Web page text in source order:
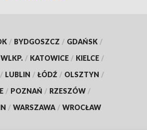
/ BYDGOSZCZ / GDAŃSK /
/ KATOWICE / KIELCE /
/ LUBLIN / ŁÓDŹ / OLSZTYN /
/ POZNAŃ / RZESZÓW /
/ WARSZAWA / WROCŁAW